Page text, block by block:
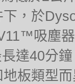
，於
吸塵
達40分
板類型